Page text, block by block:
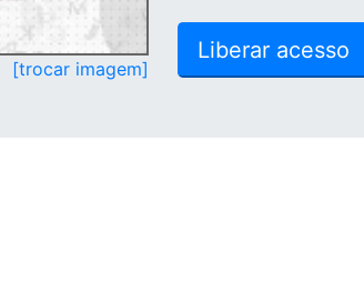
[trocar imagem]